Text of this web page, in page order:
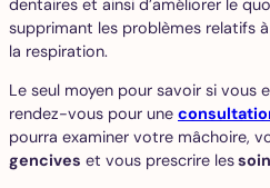
dentaires et ainsi d’améliorer le
supprimant les problèmes relatifs
la respiration.
Le seul moyen pour savoir si vous
rendez-vous pour une
pourra examiner votre mâchoire,
gencives et vous prescrire les